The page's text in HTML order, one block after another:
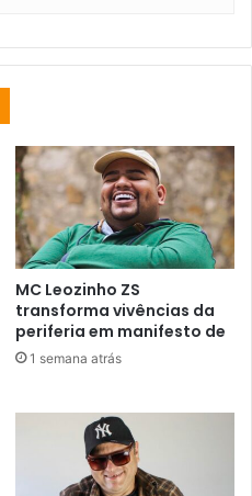
MC Leozinho ZS
transforma vivências da
periferia em manifesto de
1 semana atrás